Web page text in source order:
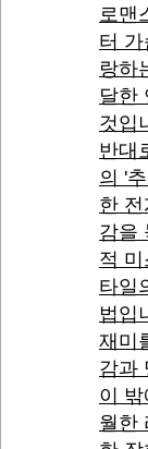
로맨
터
랑하
달한
것입
반대
의 '
한
감을
적
타일
법입
재미
감과
이
월한